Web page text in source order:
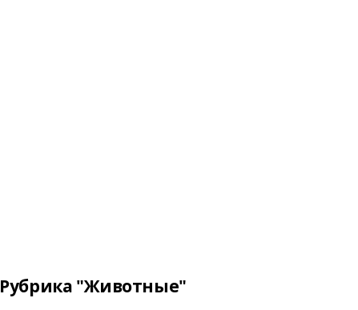
Рубрика "Животные"